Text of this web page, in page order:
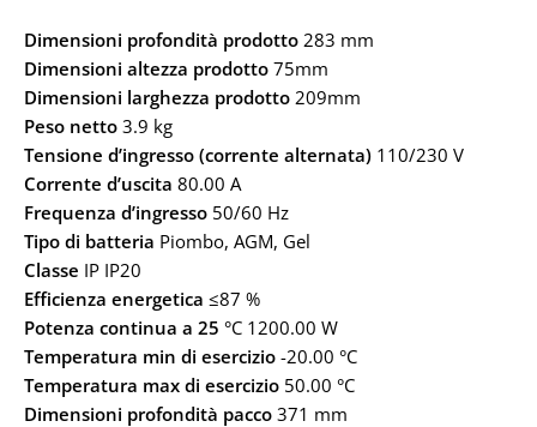
Dimensioni profondità prodotto 283 mm
Dimensioni altezza prodotto 75mm
Dimensioni larghezza prodotto 209mm
Peso netto 3.9 kg
Tensione d’ingresso (corrente alternata) 110/230 V
Corrente d’uscita 80.00 A
Frequenza d’ingresso 50/60 Hz
Tipo di batteria Piombo, AGM, Gel
Classe IP IP20
Efficienza energetica ≤87 %
Potenza continua a 25 °C 1200.00 W
Temperatura min di esercizio -20.00 °C
Temperatura max di esercizio 50.00 °C
Dimensioni profondità pacco 371 mm